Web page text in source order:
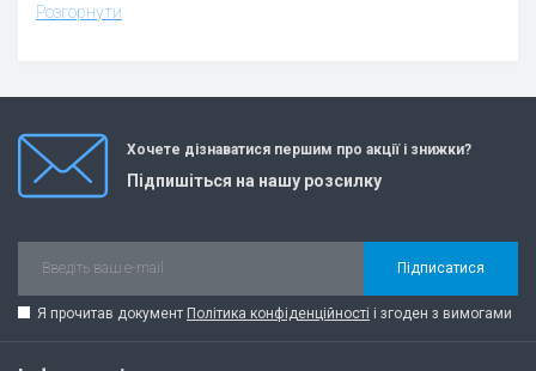
Для використання в будинку, квартирі, на дачі.
Найоптимальніше співвідношення ціни та якості –
відмінна якість за розумну ціну!
установки від 120 до 300 мм дозволяє уникнути
свердління нових отворів при монтажі на місце
Потужність нагрівального елементу 1500 Вт -
Світлова індикація процесу нагріву води. Зручне і
Розгорнути
Хочете дізнаватися першим про акції і знижки?
Підпишіться на нашу розсилку
Підписатися
Я прочитав документ Політика конфіденційності і згоден з вимогами